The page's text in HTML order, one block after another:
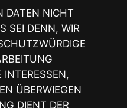
DATEN NICHT
SEI DENN, WIR
INTERESSEN,
ÜBERWIEGEN
DIENT DER